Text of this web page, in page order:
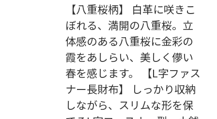
【八重桜柄】 白革に咲きこ
ぼれる、満開の八重桜。立
体感のある八重桜に金彩の
霞をあしらい、美しく儚い
春を感じます。 【L字ファス
ナー長財布】 しっかり収納
しながら、スリムな形を保